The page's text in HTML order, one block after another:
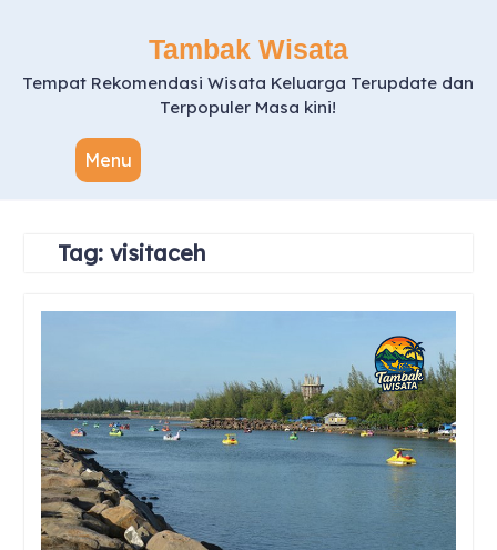
Tambak Wisata
Tempat Rekomendasi Wisata Keluarga Terupdate dan
Terpopuler Masa kini!
Menu
Tag: visitaceh